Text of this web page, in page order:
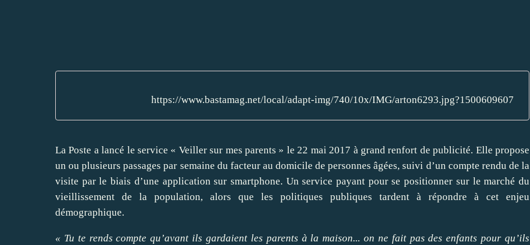
https://www.bastamag.net/local/adapt-img/740/10x/IMG/arton6293.jpg?1500609607
La Poste a lancé le service « Veiller sur mes parents » le 22 mai 2017 à grand renfort de publicité. Elle propose
un ou plusieurs passages par semaine du facteur au domicile de personnes âgées, suivi d’un compte rendu de la
visite par le biais d’une application sur smartphone. Un service payant pour se positionner sur le marché du
vieillissement de la population, alors que les politiques publiques tardent à répondre à cet enjeu
démographique.
« Tu te rends compte qu’avant ils gardaient les parents à la maison... on ne fait pas des enfants pour qu’ils